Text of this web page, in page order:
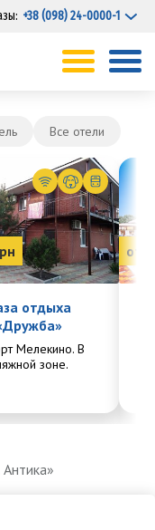
+38 (098) 24-0000-1
Все отели
отдыха
Мелекино. В
зоне.
от